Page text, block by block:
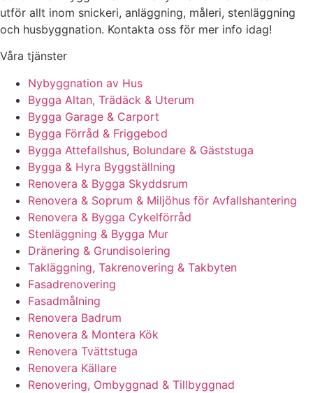
utför allt inom snickeri, anläggning, måleri, stenläggning
och husbyggnation. Kontakta oss för mer info idag!
Våra tjänster
Nybyggnation av Hus
Bygga Altan, Trädäck & Uterum
Bygga Garage & Carport
Bygga Förråd & Friggebod
Bygga Attefallshus, Bolundare & Gäststuga
Bygga & Hyra Byggställning
Renovera & Bygga Skyddsrum
Renovera & Soprum & Miljöhus för Avfallshantering
Renovera & Bygga Cykelförråd
Stenläggning & Bygga Mur
Dränering & Grundisolering
Takläggning, Takrenovering & Takbyten
Fasadrenovering
Fasadmålning
Renovera Badrum
Renovera & Montera Kök
Renovera Tvättstuga
Renovera Källare
Renovering, Ombyggnad & Tillbyggnad